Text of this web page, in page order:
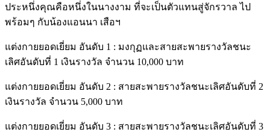
ประหนึ่งคุณคือหนึ่งในนางงาม ที่จะเป็นตัวแทนสู่จักรวาล ไป
พร้อมๆ กับน้องแอนนา เสือฯ
แต่งกายยอดเยี่ยม อันดับ 1 : มงกุฏและสายสะพายรางวัลชนะ
เลิศอันดับที่ 1 เงินรางวัล จำนวน 10,000 บาท
แต่งกายยอดเยี่ยม อันดับ 2 : สายสะพายรางวัลชนะเลิศอันดับที่ 2
เงินรางวัล จำนวน 5,000 บาท
แต่งกายยอดเยี่ยม อันดับ 3 : สายสะพายรางวัลชนะเลิศอันดับที่ 3